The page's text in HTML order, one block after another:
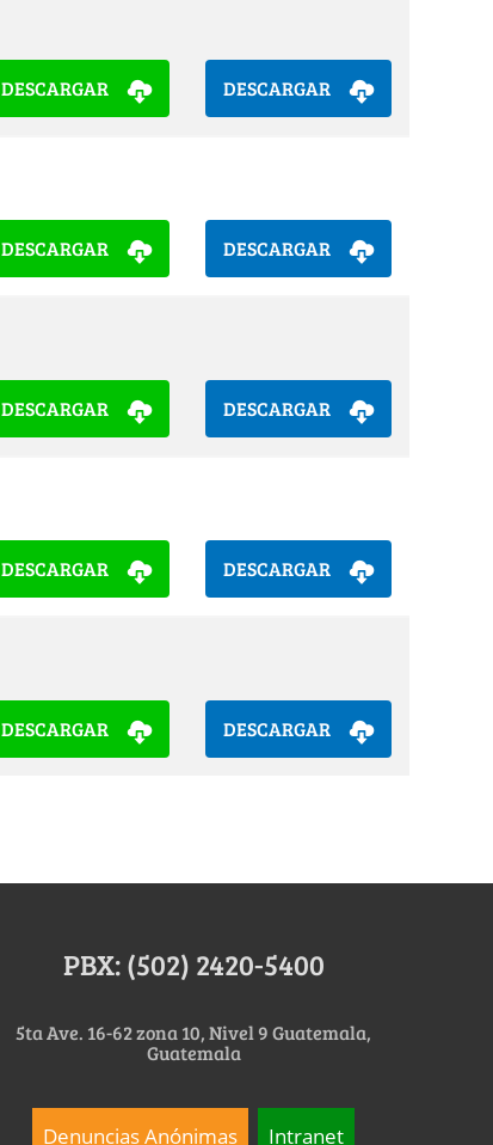
DESCARGAR DESCARGAR
DESCARGAR DESCARGAR
DESCARGAR DESCARGAR
DESCARGAR DESCARGAR
DESCARGAR DESCARGAR
PBX: (502) 2420-5400
5ta Ave. 16-62 zona 10, Nivel 9 Guatemala,
Guatemala
Denuncias Anónimas Intranet